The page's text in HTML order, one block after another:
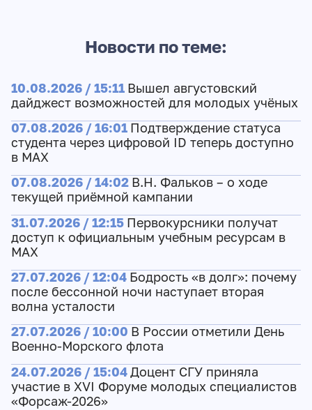
Новости по теме:
10.08.2026 / 15:11 Вышел августовский
дайджест возможностей для молодых учёных
07.08.2026 / 16:01 Подтверждение статуса
студента через цифровой ID теперь доступно
в МАХ
07.08.2026 / 14:02 В.Н. Фальков – о ходе
текущей приёмной кампании
31.07.2026 / 12:15 Первокурсники получат
доступ к официальным учебным ресурсам в
МАХ
27.07.2026 / 12:04 Бодрость «в долг»: почему
после бессонной ночи наступает вторая
волна усталости
27.07.2026 / 10:00 В России отметили День
Военно-Морского флота
24.07.2026 / 15:04Доцент СГУ приняла
участие в XVI Форуме молодых специалистов
«Форсаж-2026»